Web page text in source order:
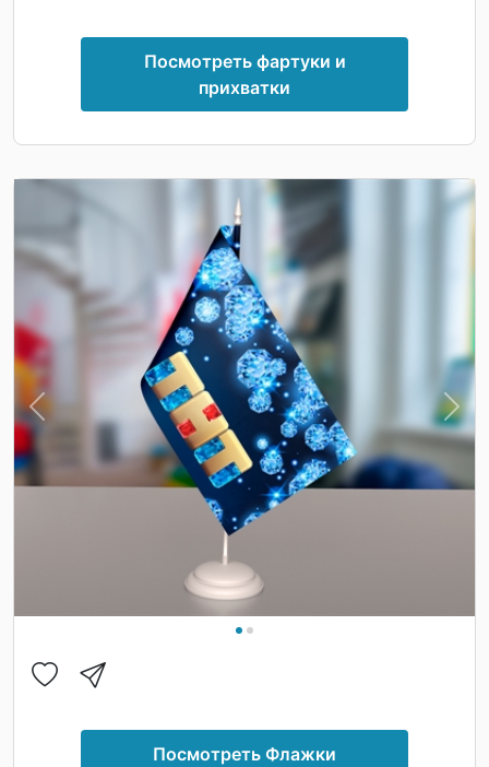
Посмотреть фартуки и
прихватки
Previous Next
Посмотреть Флажки